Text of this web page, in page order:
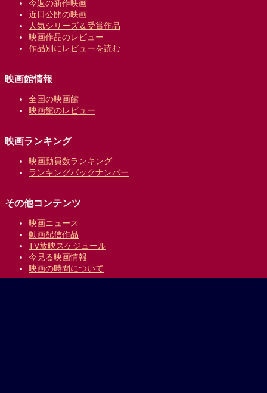
今週の新作映画
近日公開の映画
人気シリーズ＆受賞作品
映画作品のレビュー
作品別にレビューを読む
映画館情報
全国の映画館
映画館のレビュー
映画ランキング
映画動員数ランキング
ランキングバックナンバー
その他コンテンツ
映画ニュース
動画配信作品
TV放映スケジュール
今見る映画情報
映画の時間について